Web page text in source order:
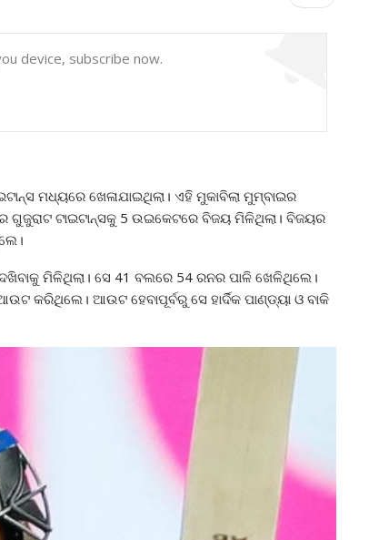
device, subscribe now.
ମଧ୍ୟରେ ଖେଳାଯାଇଥିଲା। ଏହି ମୁକାବିଲା ମୁମ୍ବାଇର
ଗୁଜୁରାଟ ଟାଇଟାନ୍ସକୁ 5 ଉଇକେଟରେ ବିଜୟ ମିଳିଥିଲା। ବିଜୟର
ମିଳିଥିଲା। ସେ 41 ବଲରେ 54 ରନର ପାଳି ଖେଳିଥିଲେ।
କରିଥିଲେ। ଆଉଟ ହେବାପୂର୍ବରୁ ସେ ହାର୍ଦିକ ପାଣ୍ଡ୍ୟା ଓ ବାକି